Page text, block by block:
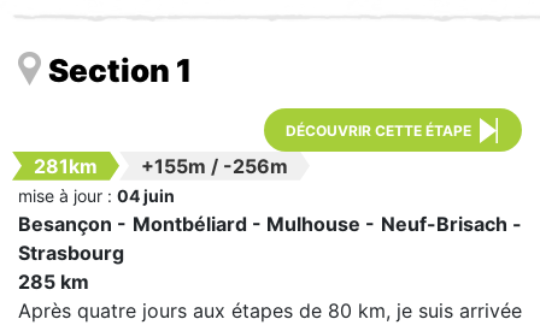
Section 1
DÉCOUVRIR CETTE ÉTAPE
281km +155m / -256m
mise à jour : 04 juin
Besançon - Montbéliard - Mulhouse - Neuf-Brisach -
Strasbourg
285 km
Après quatre jours aux étapes de 80 km, je suis arrivée